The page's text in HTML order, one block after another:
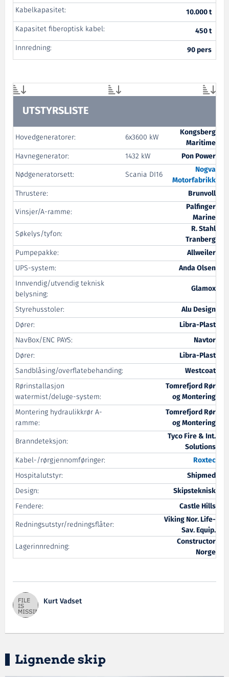
Kabelkapasitet:
10.000 t
Kapasitet fiberoptisk kabel:
450 t
Innredning:
90 pers
UTSTYRSLISTE
Hovedgeneratorer: 6x3600 kW
Kongsberg
Maritime
Havnegenerator:
1432 kW
Pon Power
Nødgeneratorsett:
Scania DI16
Nogva
Motorfabrikk
Thrustere:
Brunvoll
Vinsjer/A-ramme:
Palfinger
Marine
Søkelys/tyfon:
R. Stahl
Tranberg
Pumpepakke:
Allweiler
UPS-system:
Anda Olsen
Innvendig/utvendig teknisk
belysning:
Glamox
Styrehusstoler:
Alu Design
Dører:
Libra-Plast
NavBox/ENC PAYS:
Navtor
Dører:
Libra-Plast
Sandblåsing/overflatebehanding:
Westcoat
Rørinstallasjon
watermist/deluge-system:
Tomrefjord Rør
og Montering
Montering hydraulikkrør A-
ramme:
Tomrefjord Rør
og Montering
Branndeteksjon:
Tyco Fire & Int.
Solutions
Kabel-/rørgjennomføringer:
Roxtec
Hospitalutstyr:
Shipmed
Design:
Skipsteknisk
Fendere:
Castle Hills
Redningsutstyr/redningsflåter:
Viking Nor. Life-
Sav. Equip.
Lagerinnredning:
Constructor
Norge
Kurt Vadset
Lignende skip